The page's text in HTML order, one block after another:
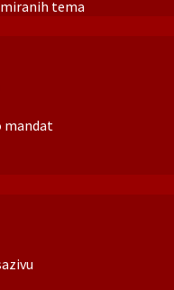
tema
mandat